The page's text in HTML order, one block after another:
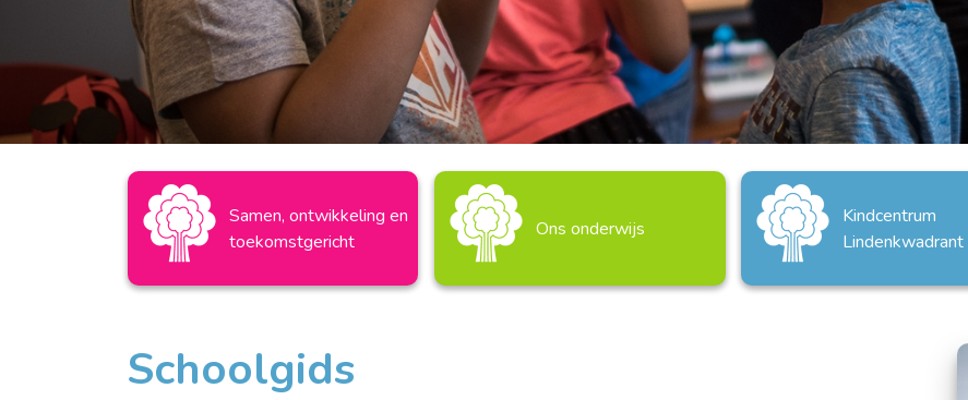
Samen, ontwikkeling en
toekomstgericht
Ons onderwijs
Kindcentrum
Lindenkwadrant
Schoolgids